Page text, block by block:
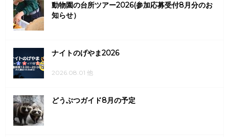
動物園の台所ツアー2026(参加応募受付8月分のお
知らせ）
ナイトのげやま2026
2026.08.01 他
どうぶつガイド8月の予定